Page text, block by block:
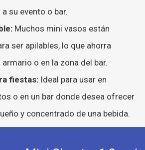
su evento o bar.
Muchos mini vasos están
ser apilables, lo que ahorra
o en la zona del bar.
fiestas: Ideal para usar en
o en un bar donde desea ofrecer
y concentrado de una bebida.